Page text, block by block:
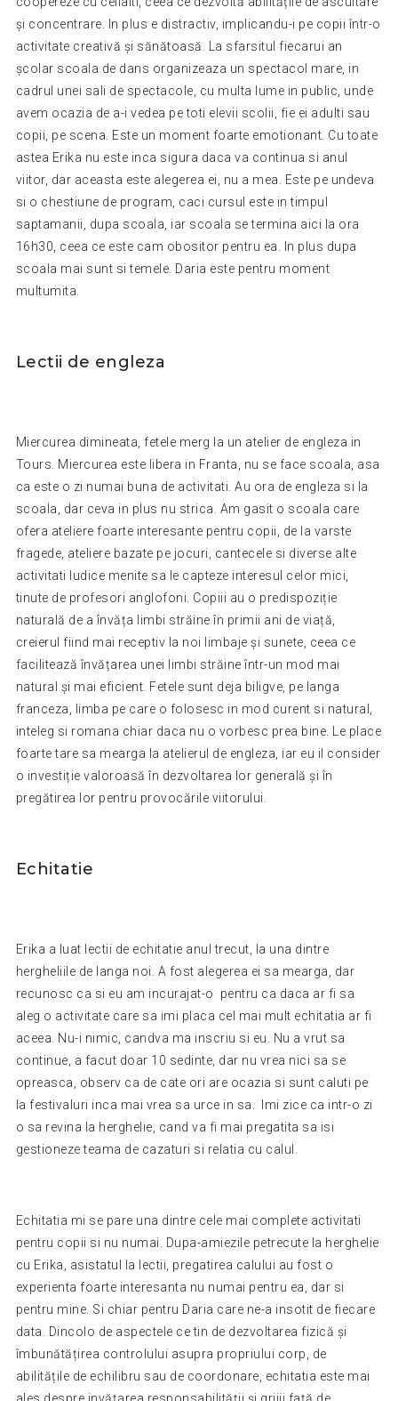
și concentrare. In plus e distractiv, implicandu-i pe copii într-o
activitate creativă și sănătoasă. La sfarsitul fiecarui an
școlar scoala de dans organizeaza un spectacol mare, in
cadrul unei sali de spectacole, cu multa lume in public, unde
avem ocazia de a-i vedea pe toti elevii scolii, fie ei adulti sau
copii, pe scena. Este un moment foarte emotionant. Cu toate
astea Erika nu este inca sigura daca va continua si anul
viitor, dar aceasta este alegerea ei, nu a mea. Este pe undeva
si o chestiune de program, caci cursul este in timpul
saptamanii, dupa scoala, iar scoala se termina aici la ora
16h30, ceea ce este cam obositor pentru ea. In plus dupa
scoala mai sunt si temele. Daria este pentru moment
multumita.
Lectii de engleza
Miercurea dimineata, fetele merg la un atelier de engleza in
Tours. Miercurea este libera in Franta, nu se face scoala, asa
ca este o zi numai buna de activitati. Au ora de engleza si la
scoala, dar ceva in plus nu strica. Am gasit o scoala care
ofera ateliere foarte interesante pentru copii, de la varste
fragede, ateliere bazate pe jocuri, cantecele si diverse alte
activitati ludice menite sa le capteze interesul celor mici,
tinute de profesori anglofoni. Copiii au o predispoziție
naturală de a învăța limbi străine în primii ani de viață,
creierul fiind mai receptiv la noi limbaje și sunete, ceea ce
facilitează învățarea unei limbi străine într-un mod mai
natural și mai eficient. Fetele sunt deja biligve, pe langa
franceza, limba pe care o folosesc in mod curent si natural,
inteleg si romana chiar daca nu o vorbesc prea bine. Le place
foarte tare sa mearga la atelierul de engleza, iar eu il consider
o investiție valoroasă în dezvoltarea lor generală și în
pregătirea lor pentru provocările viitorului.
Echitatie
Erika a luat lectii de echitatie anul trecut, la una dintre
hergheliile de langa noi. A fost alegerea ei sa mearga, dar
recunosc ca si eu am incurajat-o pentru ca daca ar fi sa
aleg o activitate care sa imi placa cel mai mult echitatia ar fi
aceea. Nu-i nimic, candva ma inscriu si eu. Nu a vrut sa
continue, a facut doar 10 sedinte, dar nu vrea nici sa se
opreasca, observ ca de cate ori are ocazia si sunt caluti pe
la festivaluri inca mai vrea sa urce in sa. Imi zice ca intr-o zi
o sa revina la herghelie, cand va fi mai pregatita sa isi
gestioneze teama de cazaturi si relatia cu calul.
Echitatia mi se pare una dintre cele mai complete activitati
pentru copii si nu numai. Dupa-amiezile petrecute la herghelie
cu Erika, asistatul la lectii, pregatirea calului au fost o
experienta foarte interesanta nu numai pentru ea, dar si
pentru mine. Si chiar pentru Daria care ne-a insotit de fiecare
data. Dincolo de aspectele ce tin de dezvoltarea fizică și
îmbunătățirea controlului asupra propriului corp, de
abilitățile de echilibru sau de coordonare, echitatia este mai